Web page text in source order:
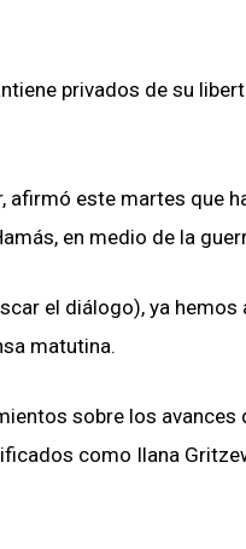
privados de su
afirmó este martes que
en medio de la
el diálogo), ya
matutina.
sobre los avances
como Ilana